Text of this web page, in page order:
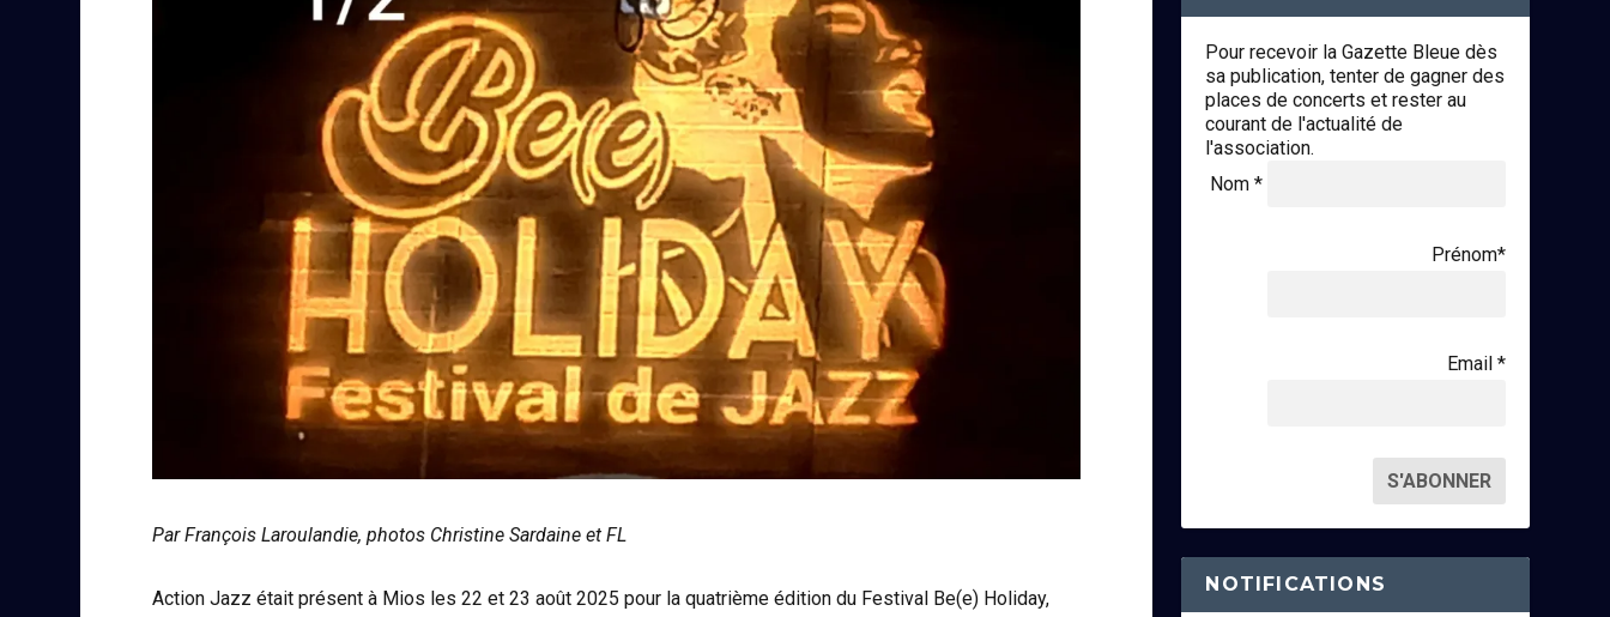
Par François Laroulandie, photos Christine Sardaine et FL
Action Jazz était présent à Mios les 22 et 23 août 2025 pour la quatrième édition du Festival Be(e) Holiday,
Pour recevoir la Gazette Bleue dès
sa publication, tenter de gagner des
places de concerts et rester au
courant de l'actualité de
l'association.
Nom *
Prénom*
Email *
NOTIFICATIONS